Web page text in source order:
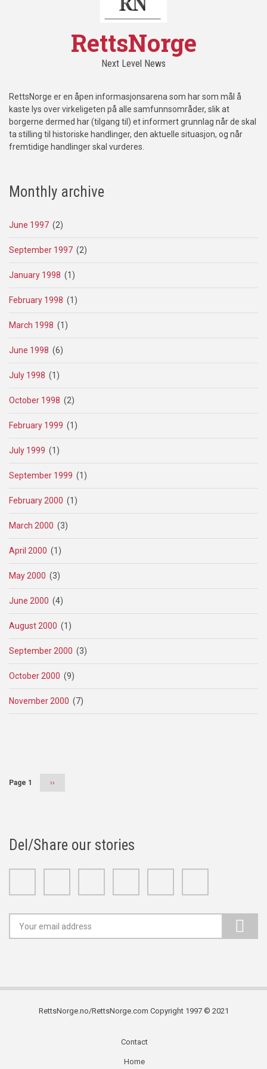
RettsNorge
Next Level News
RettsNorge er en åpen informasjonsarena som har som mål å
kaste lys over virkeligeten på alle samfunnsområder, slik at
borgerne dermed har (tilgang til) et informert grunnlag når de skal
ta stilling til historiske handlinger, den aktuelle situasjon, og når
fremtidige handlinger skal vurderes.
Monthly archive
June 1997 (2)
September 1997 (2)
January 1998 (1)
February 1998 (1)
March 1998 (1)
June 1998 (6)
July 1998 (1)
October 1998 (2)
February 1999 (1)
July 1999 (1)
September 1999 (1)
February 2000 (1)
March 2000 (3)
April 2000 (1)
May 2000 (3)
June 2000 (4)
August 2000 (1)
September 2000 (3)
October 2000 (9)
November 2000 (7)
Page 1
Next
››
Del/Share our stories
RettsNorge.no/RettsNorge.com Copyright 1997 © 2021
Contact
Home